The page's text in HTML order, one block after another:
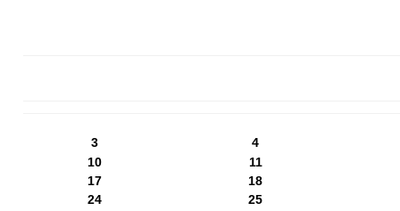
3
4
10
11
17
18
24
25